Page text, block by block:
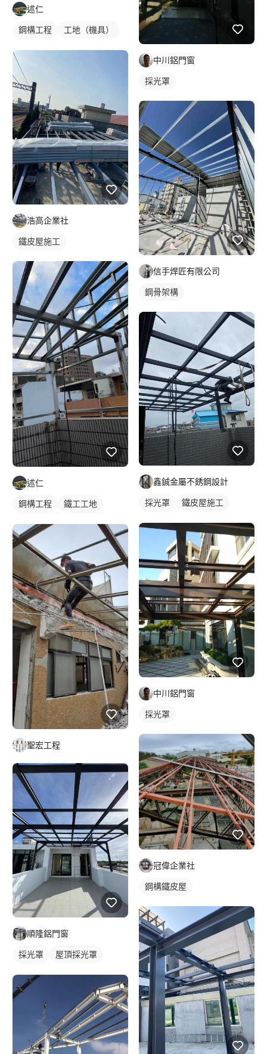
述仁
鋼構工程
工地（機具）
浩高企業社
鐵皮屋施工
述仁
鋼構工程
鐵工工地
聖宏工程
順隆鋁門窗
採光罩
屋頂採光罩
中川鋁門窗
採光罩
信手焊匠有限公司
鋼骨架構
鑫鋮金屬不銹鋼設計
採光罩
鐵皮屋施工
中川鋁門窗
採光罩
冠偉企業社
鋼構鐵皮屋